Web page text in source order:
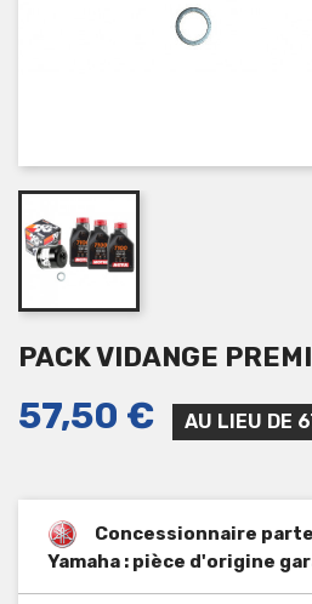
PACK VIDANGE
57,50 € AU LIEU DE
Concessionnaire
Yamaha : pièce d'origine